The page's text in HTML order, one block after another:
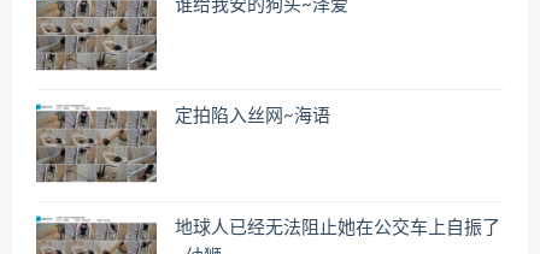
谁给我安的狗头~泽爱
定拍陷入丝网~海语
地球人已经无法阻止她在公交车上自振了